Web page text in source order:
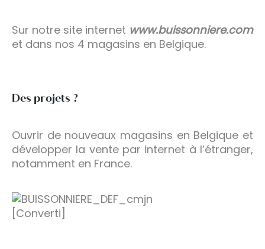
Sur notre site internet www.buissonniere.com
et dans nos 4 magasins en Belgique.
Des projets ?
Ouvrir de nouveaux magasins en Belgique et
développer la vente par internet à l’étranger,
notamment en France.